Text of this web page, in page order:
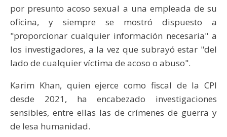
por presunto acoso sexual a una empleada de su
oficina, y siempre se mostró dispuesto a
"proporcionar cualquier información necesaria" a
los investigadores, a la vez que subrayó estar "del
lado de cualquier víctima de acoso o abuso".
Karim Khan, quien ejerce como fiscal de la CPI
desde 2021, ha encabezado investigaciones
sensibles, entre ellas las de crímenes de guerra y
de lesa humanidad.